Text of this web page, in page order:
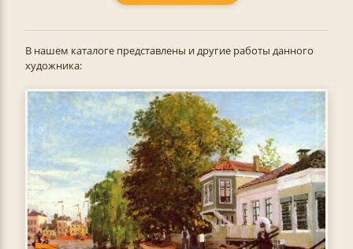
В нашем каталоге представлены и другие работы данного
художника: